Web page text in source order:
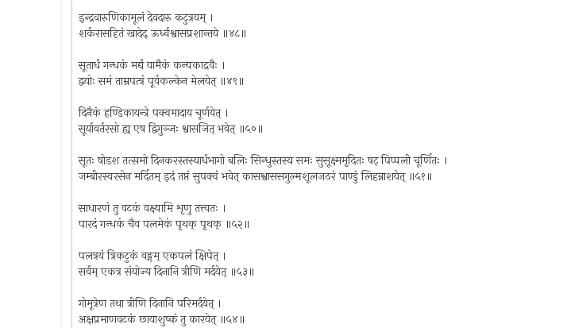
इन्द्रवारुणिकामूलं देवदारु कटुत्रयम् ।
शर्करासहितं खादेद् ऊर्ध्वश्वासप्रशान्तये ॥४८॥
सूतार्धं गन्धकं मर्द्यं यामैकं कन्यकाद्रवैः ।
द्वयोः समं ताम्रपत्त्रं पूर्वकल्केन मेलयेत् ॥४९॥
दिनैकं हण्डिकायन्त्रे पक्वमादाय चूर्णयेत् ।
सूर्यावर्तरसो ह्य् एष द्विगुञ्जः श्वासजित् भवेत् ॥५०॥
सूतः षोडश तत्समो दिनकरस्तस्यार्धभागो बलिः सिन्धुस्तस्य समः सुसूक्ष्ममृदितः षट् पिप्पली चूर्णितः ।
जम्बीरस्वरसेन मर्दितम् इदं तप्तं सुपक्वं भवेत् कासश्वाससगुल्मशूलजठरं पाण्डुं लिहन्नाशयेत् ॥५१॥
साधारणं तु वटकं वक्ष्यामि शृणु तत्त्वतः ।
पारदं गन्धकं चैव पलमेकं पृथक् पृथक् ॥५२॥
पलत्रयं त्रिकटुकं वङ्गम् एकपलं क्षिपेत् ।
सर्वम् एकत्र संयोज्य दिनानि त्रीणि मर्दयेत् ॥५३॥
गोमूत्रेण तथा त्रीणि दिनानि परिमर्दयेत् ।
अक्षप्रमाणवटकं छायाशुष्कं तु कारयेत् ॥५४॥